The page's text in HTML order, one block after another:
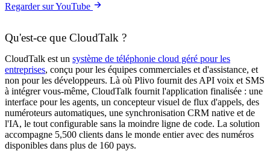
Regarder sur YouTube
Qu'est-ce que CloudTalk ?
CloudTalk est un système de téléphonie cloud géré pour les
entreprises, conçu pour les équipes commerciales et d'assistance, et
non pour les développeurs. Là où Plivo fournit des API voix et SMS
à intégrer vous-même, CloudTalk fournit l'application finalisée : une
interface pour les agents, un concepteur visuel de flux d'appels, des
numéroteurs automatiques, une synchronisation CRM native et de
l'IA, le tout configurable sans la moindre ligne de code. La solution
accompagne 5,500 clients dans le monde entier avec des numéros
disponibles dans plus de 160 pays.